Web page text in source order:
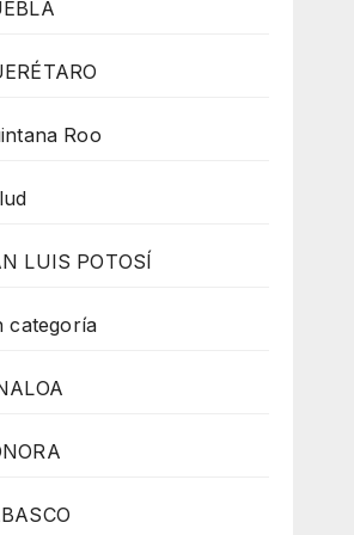
Roo
LUIS POTOSÍ
categoría